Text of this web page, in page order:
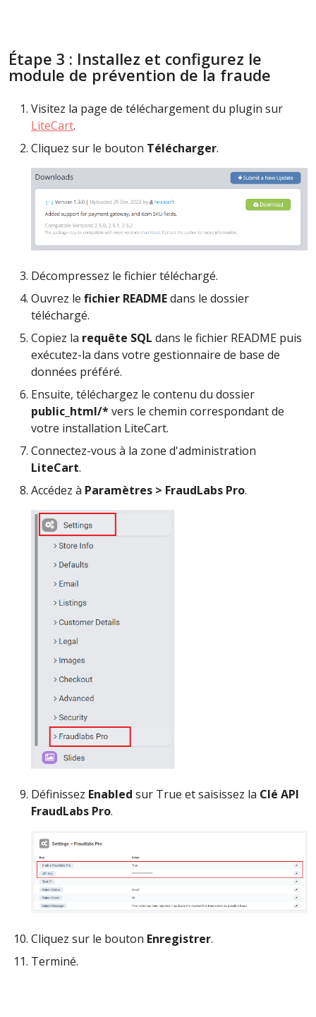
Étape 3 : Installez et configurez le
module de prévention de la fraude
Visitez la page de téléchargement du plugin sur
LiteCart.
Cliquez sur le bouton Télécharger.
Décompressez le fichier téléchargé.
Ouvrez le fichier READMEdans le dossier
téléchargé.
Copiez la requête SQL dans le fichier README puis
exécutez-la dans votre gestionnaire de base de
données préféré.
Ensuite, téléchargez le contenu du dossier
public_html/*vers le chemin correspondant de
votre installation LiteCart.
Connectez-vous à la zone d'administration
LiteCart.
Accédez à Paramètres > FraudLabs Pro.
Définissez Enabled sur True et saisissez la Clé API
FraudLabs Pro.
Cliquez sur le bouton Enregistrer.
Terminé.